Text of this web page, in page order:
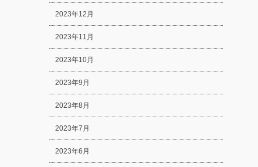
2023年12月
2023年11月
2023年10月
2023年9月
2023年8月
2023年7月
2023年6月